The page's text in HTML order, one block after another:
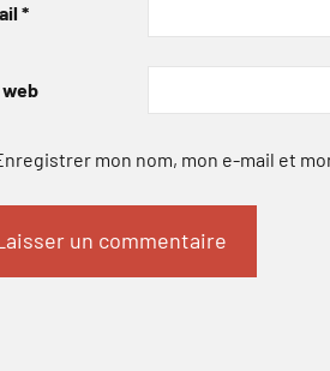
*
mon nom, mon e-mail et